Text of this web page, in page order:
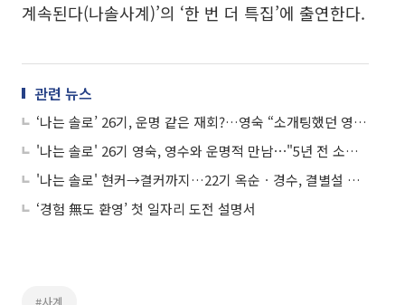
계속된다(나솔사계)’의 ‘한 번 더 특집’에 출연한다.
관련 뉴스
‘나는 솔로’ 26기, 운명 같은 재회?…영숙 “소개팅했던 영수, 다시 대화해봐야”
'나는 솔로' 26기 영숙, 영수와 운명적 만남⋯"5년 전 소개팅한 사이"
'나는 솔로' 현커→결커까지…22기 옥순ㆍ경수, 결별설 딛고 '혼인신고'
‘경험 無도 환영’ 첫 일자리 도전 설명서